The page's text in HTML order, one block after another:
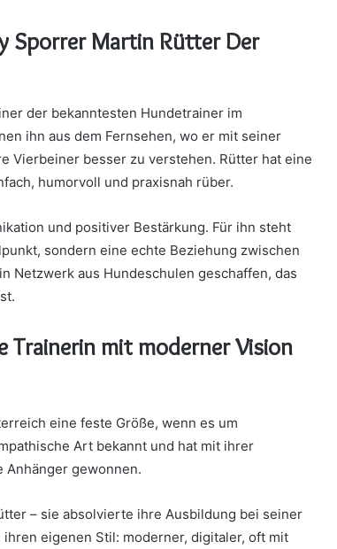
Sporrer Martin Rütter Der
der bekanntesten Hundetrainer im
ihn aus dem Fernsehen, wo er mit seiner
Vierbeiner besser zu verstehen. Rütter hat eine
humorvoll und praxisnah rüber.
und positiver Bestärkung. Für ihn steht
sondern eine echte Beziehung zwischen
Netzwerk aus Hundeschulen geschaffen, das
Trainerin mit moderner Vision
eine feste Größe, wenn es um
Art bekannt und hat mit ihrer
Anhänger gewonnen.
– sie absolvierte ihre Ausbildung bei seiner
eigenen Stil: moderner, digitaler, oft mit